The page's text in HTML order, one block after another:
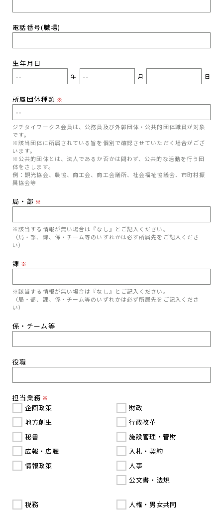
電話番号(職場)
生年月日
年 月 日
所属団体種類 ※
ジチタイワークス会員は、公務員及び外郭団体・公共的団体職員が対象
です。
※該当団体に所属されている旨を個別で確認させていただく場合がござ
います。
※公共的団体とは、法人であるか否かは問わず、公共的な活動を行う団
体をさします。
例：観光協会、農協、商工会、商工会議所、社会福祉協議会、市町村振
興協会等
局・部 ※
※該当する情報が無い場合は『なし』とご記入ください。
（局・部、課、係・チーム等のいずれかは必ず所属先をご記入くださ
い）
課 ※
※該当する情報が無い場合は『なし』とご記入ください。
（局・部、課、係・チーム等のいずれかは必ず所属先をご記入くださ
い）
係・チーム等
役職
担当業務 ※
企画政策
地方創生
秘書
広報・広聴
情報政策
財政
行政改革
施設管理・管財
入札・契約
人事
公文書・法規
税務
人権・男女共同